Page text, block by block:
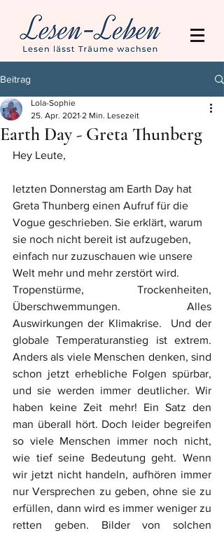
Beitrag
Earth Day - Greta Thunberg
Lola-Sophie
25. Apr. 2021 2 Min. Lesezeit
Hey Leute,
letzten Donnerstag am Earth Day hat
Greta Thunberg einen Aufruf für die
Vogue geschrieben. Sie erklärt, warum
sie noch nicht bereit ist aufzugeben,
einfach nur zuzuschauen wie unsere
Welt mehr und mehr zerstört wird.
Tropenstürme, Trockenheiten,
Überschwemmungen. Alles
Auswirkungen der Klimakrise.  Und der
globale Temperaturanstieg ist extrem.
Anders als viele Menschen denken, sind
schon jetzt erhebliche Folgen spürbar,
und sie werden immer deutlicher. Wir
haben keine Zeit mehr! Ein Satz den
man überall hört. Doch leider begreifen
so viele Menschen immer noch nicht,
wie tief seine Bedeutung geht. Wenn
wir jetzt nicht handeln, aufhören immer
nur Versprechen zu geben, ohne sie zu
erfüllen, dann wird es immer weniger zu
retten geben. Bilder von solchen